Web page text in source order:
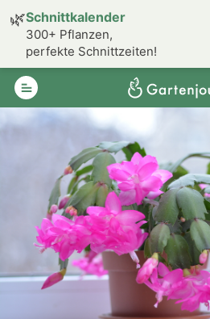
🌿Schnittkalender
300+ Pflanzen,
perfekte Schnittzeiten!